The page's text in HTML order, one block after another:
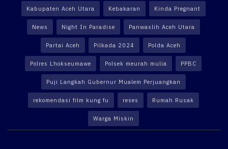
Kabupaten Aceh Utara Kebakaran Kinda Pregnant
News Night In Paradise Panwaslih Aceh Utara
Partai Aceh Pilkada 2024 Polda Aceh
Polres Lhokseumawe Polsek meurah mulia PPBC
Puji Langkah Gubernur Mualem Perjuangkan
rekomendasi film kung fu reses Rumah Rusak
Warga Miskin